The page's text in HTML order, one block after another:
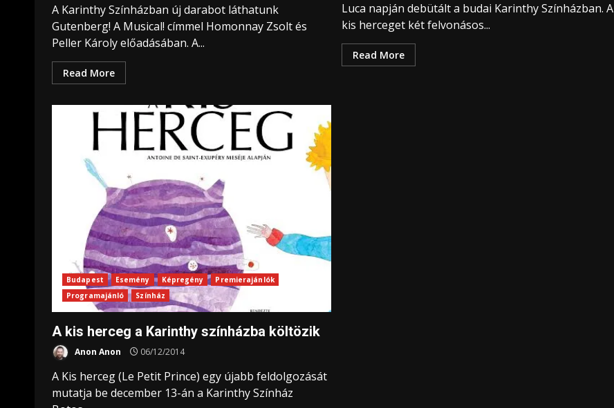
A Karinthy Színházban új darabot láthatunk
Gutenberg! A Musical! címmel Homonnay Zsolt és
Peller Károly előadásában. A...
Read More
Luca napján debütált a budai Karinthy Színházban. A
kis herceget két felvonásos...
Read More
Budapest Esemény Képregény
Premierajánlók
Programajánló
Színház
A kis herceg a Karinthy színházba költözik
Anon Anon 06/12/2014
A Kis herceg (Le Petit Prince) egy újabb feldolgozását
mutatja be december 13-án a Karinthy Színház